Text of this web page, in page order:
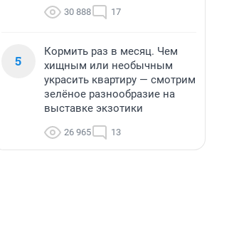
30 888 17
5
Кормить раз в месяц. Чем
хищным или необычным
украсить квартиру — смотрим
зелёное разнообразие на
выставке экзотики
26 965 13